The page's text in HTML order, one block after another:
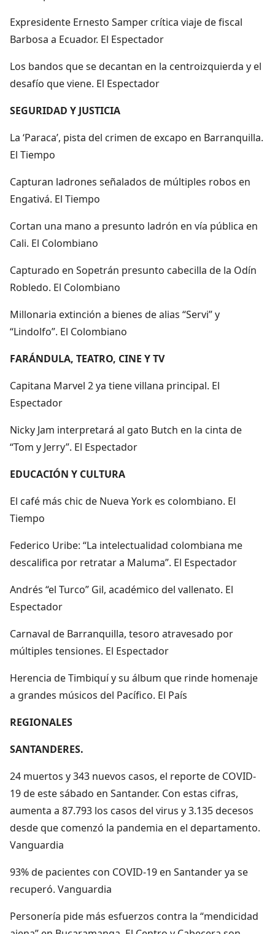
Expresidente Ernesto Samper crítica viaje de fiscal
Barbosa a Ecuador. El Espectador
Los bandos que se decantan en la centroizquierda y el
desafío que viene. El Espectador
SEGURIDAD Y JUSTICIA
La ‘Paraca’, pista del crimen de excapo en Barranquilla.
El Tiempo
Capturan ladrones señalados de múltiples robos en
Engativá. El Tiempo
Cortan una mano a presunto ladrón en vía pública en
Cali. El Colombiano
Capturado en Sopetrán presunto cabecilla de la Odín
Robledo. El Colombiano
Millonaria extinción a bienes de alias “Servi” y
“Lindolfo”. El Colombiano
FARÁNDULA, TEATRO, CINE Y TV
Capitana Marvel 2 ya tiene villana principal. El
Espectador
Nicky Jam interpretará al gato Butch en la cinta de
“Tom y Jerry”. El Espectador
EDUCACIÓN Y CULTURA
El café más chic de Nueva York es colombiano. El
Tiempo
Federico Uribe: “La intelectualidad colombiana me
descalifica por retratar a Maluma”. El Espectador
Andrés “el Turco” Gil, académico del vallenato. El
Espectador
Carnaval de Barranquilla, tesoro atravesado por
múltiples tensiones. El Espectador
Herencia de Timbiquí y su álbum que rinde homenaje
a grandes músicos del Pacífico. El País
REGIONALES
SANTANDERES.
24 muertos y 343 nuevos casos, el reporte de COVID-
19 de este sábado en Santander. Con estas cifras,
aumenta a 87.793 los casos del virus y 3.135 decesos
desde que comenzó la pandemia en el departamento.
Vanguardia
93% de pacientes con COVID-19 en Santander ya se
recuperó. Vanguardia
Personería pide más esfuerzos contra la “mendicidad